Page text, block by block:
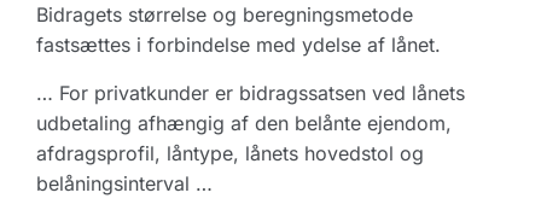
Bidragets størrelse og beregningsmetode
fastsættes i forbindelse med ydelse af lånet.
… For privatkunder er bidragssatsen ved lånets
udbetaling afhængig af den belånte ejendom,
afdragsprofil, låntype, lånets hovedstol og
belåningsinterval …